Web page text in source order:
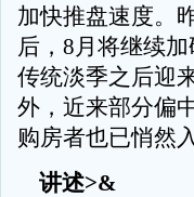
加快推盘速度。
后，8月将继续
传统淡季之后迎
外，近来部分偏
购房者也已悄然
讲述>&